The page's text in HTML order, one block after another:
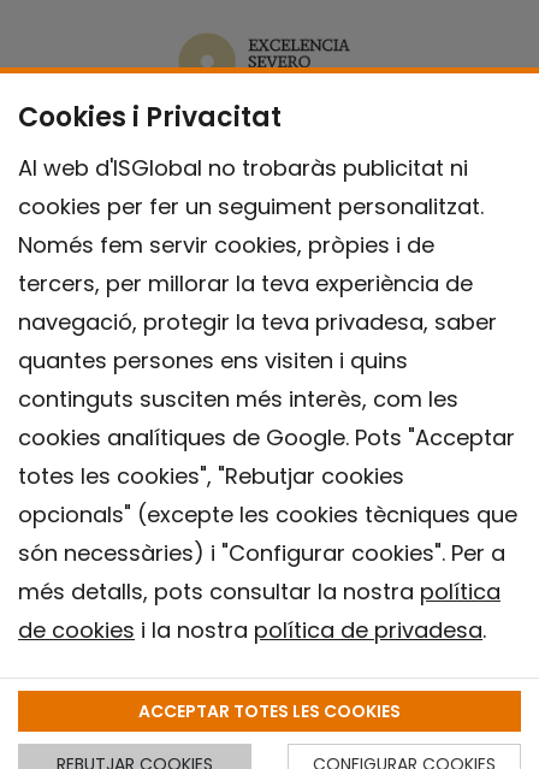
Cookies i Privacitat
Al web d'ISGlobal no trobaràs publicitat ni
cookies per fer un seguiment personalitzat.
Només fem servir cookies, pròpies i de
tercers, per millorar la teva experiència de
navegació, protegir la teva privadesa, saber
quantes persones ens visiten i quins
continguts susciten més interès, com les
cookies analítiques de Google. Pots "Acceptar
totes les cookies", "Rebutjar cookies
opcionals" (excepte les cookies tècniques que
són necessàries) i "Configurar cookies". Per a
més detalls, pots consultar la nostra política
de cookies i la nostra política de privadesa.
ACCEPTAR TOTES LES COOKIES
REBUTJAR COOKIES CONFIGURAR COOKIES
Contacte
Política de privacitat
Política de Cookies
Institut de Salut Global de Barcelona (ISGlobal), 2018.